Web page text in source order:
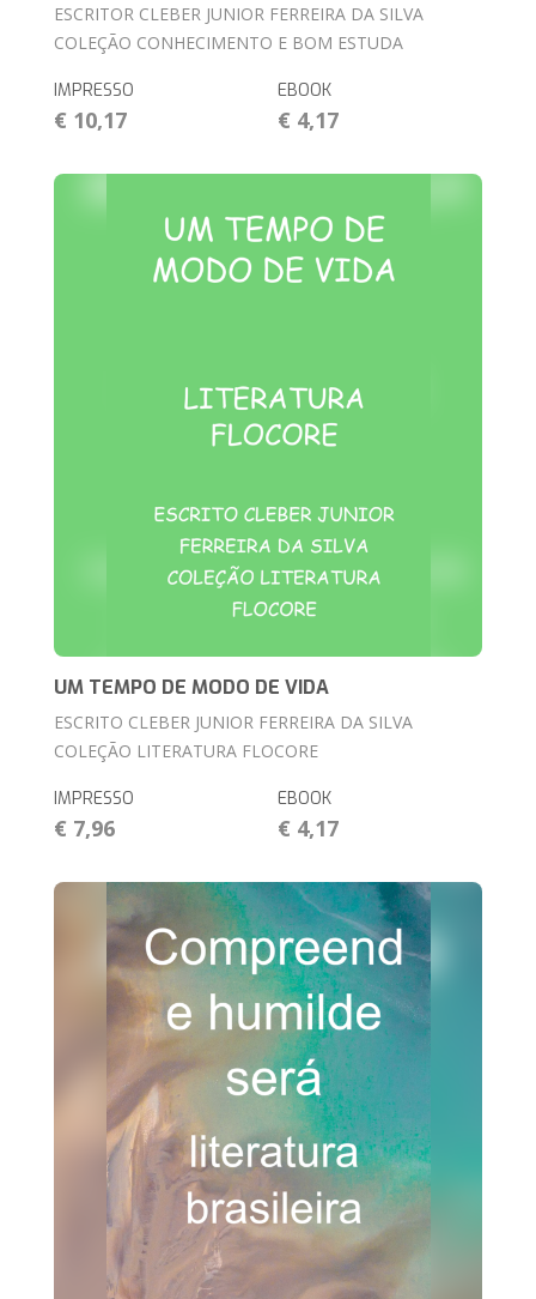
ESCRITOR CLEBER JUNIOR FERREIRA DA SILVA
COLEÇÃO CONHECIMENTO E BOM ESTUDA
IMPRESSO
€ 10,17
EBOOK
€ 4,17
UM TEMPO DE MODO DE VIDA
ESCRITO CLEBER JUNIOR FERREIRA DA SILVA
COLEÇÃO LITERATURA FLOCORE
IMPRESSO
€ 7,96
EBOOK
€ 4,17